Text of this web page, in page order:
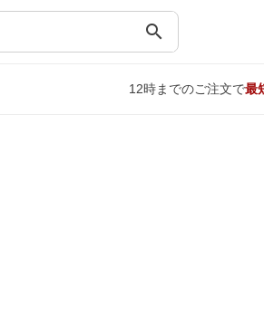
search
12時までのご注文で最